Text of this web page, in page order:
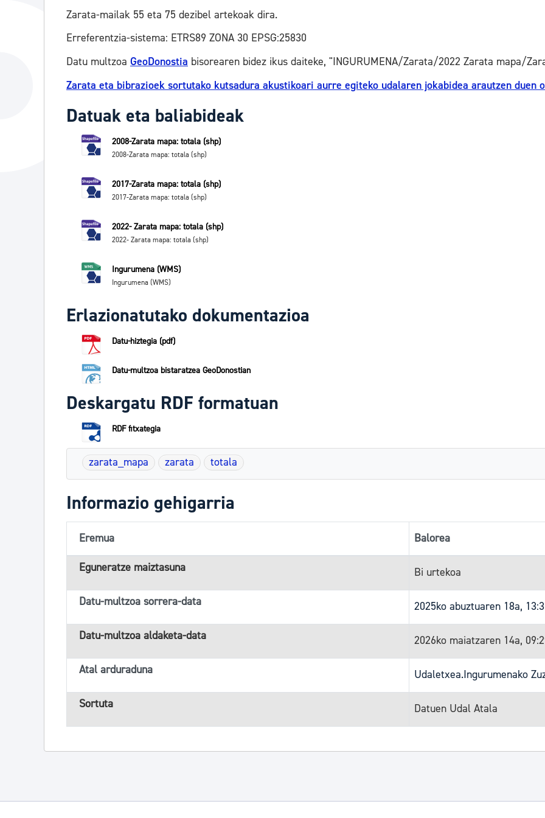
Zarata-mailak 55 eta 75 dezibel artekoak dira.
Erreferentzia-sistema: ETRS89 ZONA 30 EPSG:25830
Datu multzoa GeoDonostia bisorearen bidez ikus daiteke, "INGURUMENA/Zarata/2022 Zarata mapa/
Zarata eta bibrazioek sortutako kutsadura akustikoari aurre egiteko udalaren jokabidea arautzen duen
Datuak eta baliabideak
2008-Zarata mapa: totala (shp)
2008-Zarata mapa: totala (shp)
2017-Zarata mapa: totala (shp)
2017-Zarata mapa: totala (shp)
2022- Zarata mapa: totala (shp)
2022- Zarata mapa: totala (shp)
Ingurumena (WMS)
Ingurumena (WMS)
Erlazionatutako dokumentazioa
Datu-hiztegia (pdf)
Datu-multzoa bistaratzea GeoDonostian
Deskargatu RDF formatuan
RDF fitxategia
zarata_mapa zarata totala
Informazio gehigarria
Eremua Balorea
Eguneratze maiztasuna Bi urtekoa
Datu-multzoa sorrera-data 2025ko abuztuaren 18a,
Datu-multzoa aldaketa-data 2026ko maiatzaren 14a,
Atal arduraduna Udaletxea.Ingurumenako
Sortuta Datuen Udal Atala